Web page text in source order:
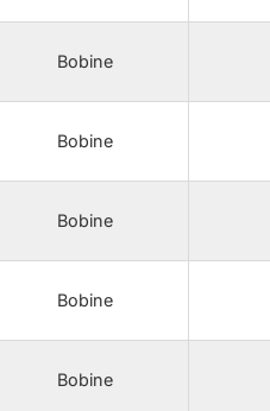
Bobine
Bobine
Bobine
Bobine
Bobine